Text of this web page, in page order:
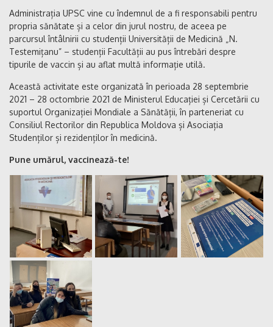
Administrația UPSC vine cu îndemnul de a fi responsabili pentru
propria sănătate și a celor din jurul nostru, de aceea pe
parcursul întâlnirii cu studenții Universității de Medicină „N.
Testemițanu” – studenții Facultății au pus întrebări despre
tipurile de vaccin și au aflat multă informație utilă.
Această activitate este organizată în perioada 28 septembrie
2021 – 28 octombrie 2021 de Ministerul Educației și Cercetării cu
suportul Organizației Mondiale a Sănătății, în parteneriat cu
Consiliul Rectorilor din Republica Moldova și Asociația
Studenților și rezidenților în medicină.
Pune umărul, vaccinează-te!